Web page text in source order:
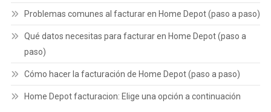
Problemas comunes al facturar en Home Depot (paso a paso)
Qué datos necesitas para facturar en Home Depot (paso a
paso)
Cómo hacer la facturación de Home Depot (paso a paso)
Home Depot facturacion: Elige una opción a continuación